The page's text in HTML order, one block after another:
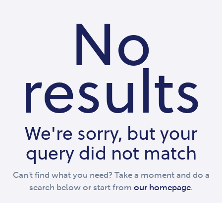
No
results
We're sorry, but your
query did not match
Can't find what you need? Take a moment and do a
search below or start from our homepage.